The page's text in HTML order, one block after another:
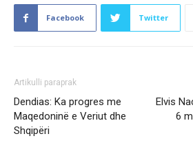
Facebook Twitter
Artikulli paraprak
Dendias: Ka progres me
Maqedoninë e Veriut dhe
Shqipëri
Elvis
6